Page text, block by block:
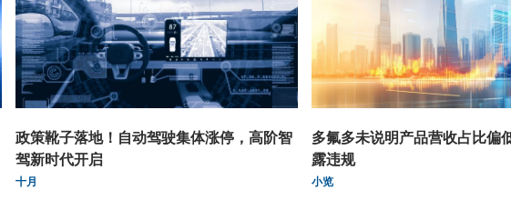
政策靴子落地！自动驾驶集体涨停，高阶智
驾新时代开启
十月
多氟多未说明产品营收占比偏
露违规
小览